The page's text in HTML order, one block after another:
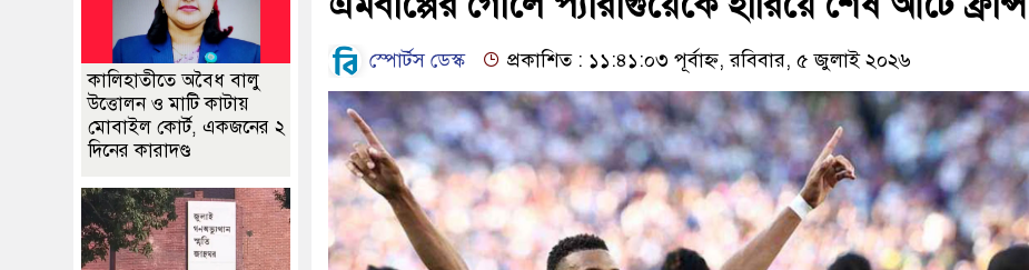
স্পোর্টস ডেস্ক প্রকাশিত : ১১:৪১:০৩ পূর্বাহ্ন, রবিবার, ৫ জুলাই ২০২৬
কালিহাতীতে অবৈধ বালু
উত্তোলন ও মাটি কাটায়
মোবাইল কোর্ট, একজনের ২
দিনের কারাদণ্ড